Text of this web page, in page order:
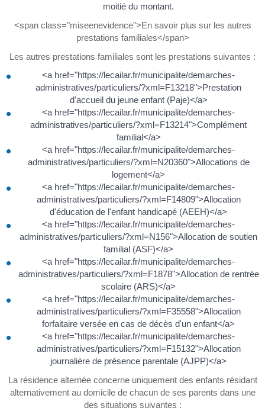
moitié du montant.
<span class="miseenevidence">En savoir plus sur les autres
prestations familiales</span>
Les autres prestations familiales sont les prestations suivantes :
<a href="https://lecailar.fr/municipalite/demarches-
administratives/particuliers/?xml=F13218">Prestation
d'accueil du jeune enfant (Paje)</a>
<a href="https://lecailar.fr/municipalite/demarches-
administratives/particuliers/?xml=F13214">Complément
familial</a>
<a href="https://lecailar.fr/municipalite/demarches-
administratives/particuliers/?xml=N20360">Allocations de
logement</a>
<a href="https://lecailar.fr/municipalite/demarches-
administratives/particuliers/?xml=F14809">Allocation
d'éducation de l'enfant handicapé (AEEH)</a>
<a href="https://lecailar.fr/municipalite/demarches-
administratives/particuliers/?xml=N156">Allocation de soutien
familial (ASF)</a>
<a href="https://lecailar.fr/municipalite/demarches-
administratives/particuliers/?xml=F1878">Allocation de rentrée
scolaire (ARS)</a>
<a href="https://lecailar.fr/municipalite/demarches-
administratives/particuliers/?xml=F35558">Allocation
forfaitaire versée en cas de décès d'un enfant</a>
<a href="https://lecailar.fr/municipalite/demarches-
administratives/particuliers/?xml=F15132">Allocation
journalière de présence parentale (AJPP)</a>
La résidence alternée concerne uniquement des enfants résidant
alternativement au domicile de chacun de ses parents dans une
des situations suivantes :